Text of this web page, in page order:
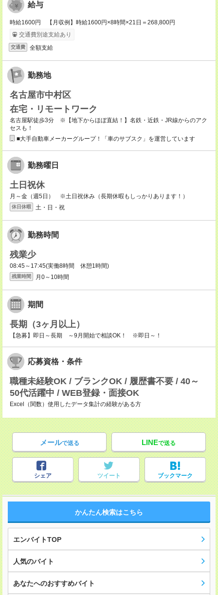
給与
時給1600円 【月収例】時給1600円×8時間×21日＝268,800円
交通費別途支給あり
交通費 全額支給
勤務地
名古屋市中村区
在宅・リモートワーク
名古屋駅徒歩3分 ※【地下からほぼ直結！】名鉄・近鉄・JR線からのアク
セスも！
■大手自動車メーカーグループ！「車のサブスク」を運営しています
勤務曜日
土日祝休
月～金（週5日） ※土日祝休み（長期休暇もしっかりあります！）
休日休暇 土・日・祝
勤務時間
残業少
08:45～17:45(実働8時間 休憩1時間)
残業時間 月0～10時間
期間
長期（3ヶ月以上）
【急募】即日～長期 ～9月開始で相談OK！ ※即日～！
応募資格・条件
職種未経験OK / ブランクOK / 履歴書不要 / 40～
50代活躍中 / WEB登録・面接OK
Excel（関数）使用したデータ集計の経験がある方
メールで送る LINEで送る
シェア ツイート ブックマーク
かんたん検索はこちら
エンバイトTOP
人気のバイト
あなたへのおすすめバイト